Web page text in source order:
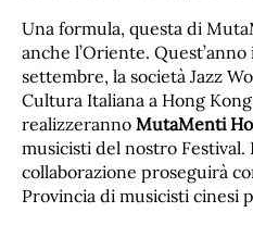
Una formula, questa di
anche l’Oriente.
settembre, la società Jazz
Cultura Italiana a Hong Kong
realizzeranno MutaMenti
musicisti del nostro Festival.
collaborazione proseguirà
Provincia di musicisti cinesi